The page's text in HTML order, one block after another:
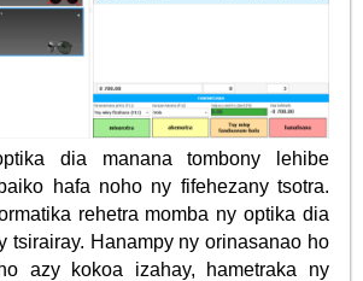
dia manana tombony lehibe
hafa noho ny fifehezany tsotra.
rehetra momba ny optika dia
tsirairay. Hanampy ny orinasanao ho
azy kokoa izahay, hametraka ny